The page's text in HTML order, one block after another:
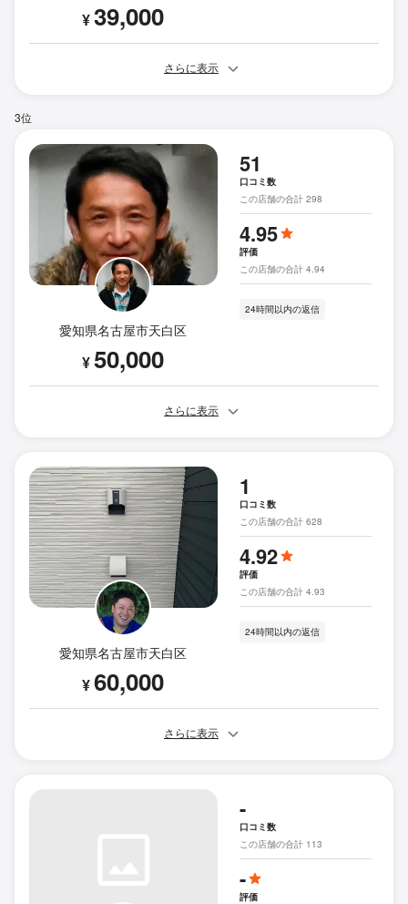
¥39,000
さらに表示
3位
愛知県名古屋市天白区
¥50,000
51
口コミ数
この店舗の合計 298
4.95
評価
この店舗の合計 4.94
24時間以内の返信
さらに表示
愛知県名古屋市天白区
¥60,000
1
口コミ数
この店舗の合計 628
4.92
評価
この店舗の合計 4.93
24時間以内の返信
さらに表示
-
口コミ数
この店舗の合計 113
-
評価